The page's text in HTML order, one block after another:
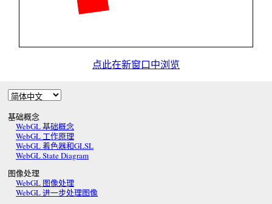
点此在新窗口中浏览
基础概念
WebGL 基础概念
WebGL 工作原理
WebGL 着色器和GLSL
WebGL State Diagram
图像处理
WebGL 图像处理
WebGL 进一步处理图像